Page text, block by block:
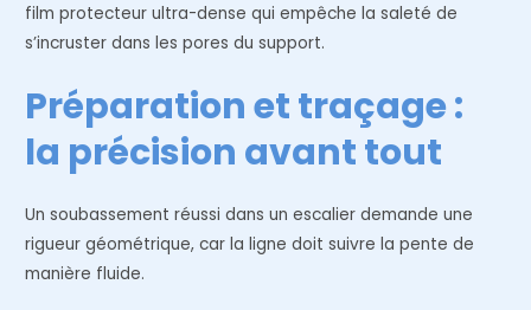
film protecteur ultra-dense qui empêche la saleté de
s’incruster dans les pores du support.
Préparation et traçage :
la précision avant tout
Un soubassement réussi dans un escalier demande une
rigueur géométrique, car la ligne doit suivre la pente de
manière fluide.